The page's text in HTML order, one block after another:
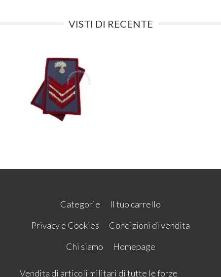
VISTI DI RECENTE
Categorie
Il tuo carrello
Privacy e Cookies
Condizioni di vendita
Chi siamo
Homepage
Vendita di articoli militari di tutte le forze